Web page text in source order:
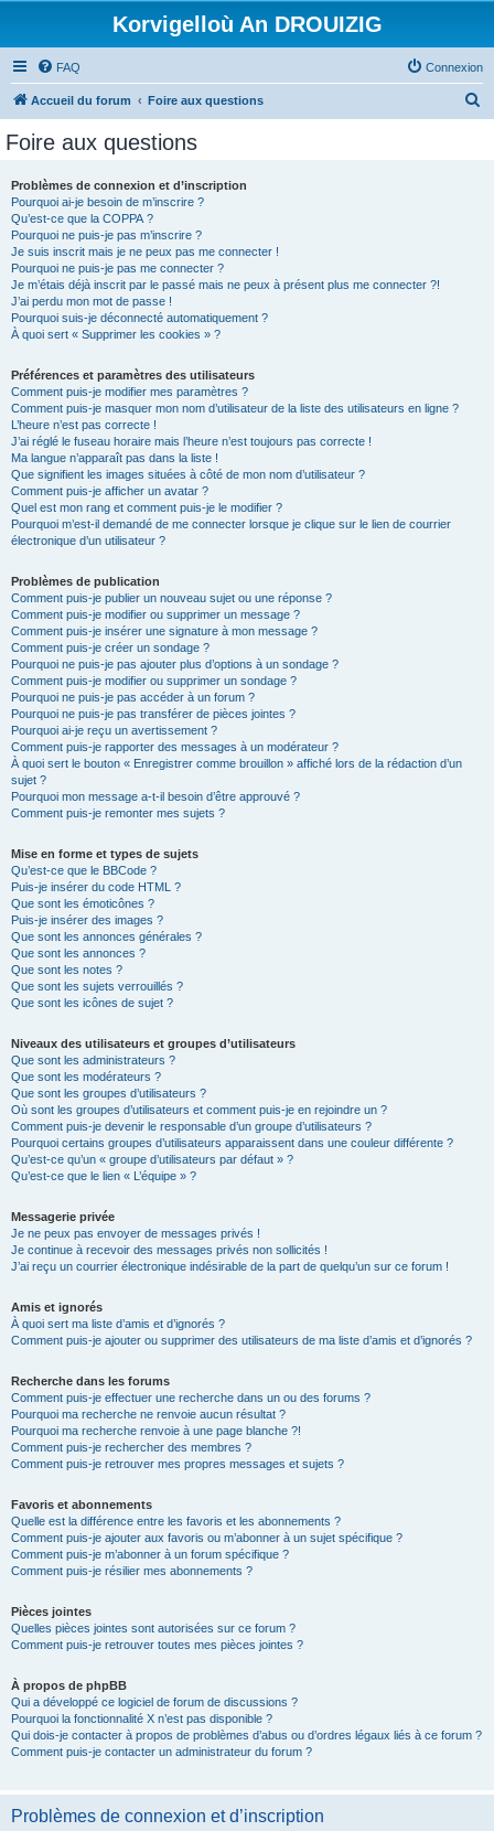
Korvigelloù An DROUIZIG
FAQ Connexion
Accueil du forum Foire aux questions
Foire aux questions
Problèmes de connexion et d’inscription
Pourquoi ai-je besoin de m’inscrire ?
Qu’est-ce que la COPPA ?
Pourquoi ne puis-je pas m’inscrire ?
Je suis inscrit mais je ne peux pas me connecter !
Pourquoi ne puis-je pas me connecter ?
Je m’étais déjà inscrit par le passé mais ne peux à présent plus me connecter ?!
J’ai perdu mon mot de passe !
Pourquoi suis-je déconnecté automatiquement ?
À quoi sert « Supprimer les cookies » ?
Préférences et paramètres des utilisateurs
Comment puis-je modifier mes paramètres ?
Comment puis-je masquer mon nom d’utilisateur de la liste des utilisateurs en ligne ?
L’heure n’est pas correcte !
J’ai réglé le fuseau horaire mais l’heure n’est toujours pas correcte !
Ma langue n’apparaît pas dans la liste !
Que signifient les images situées à côté de mon nom d’utilisateur ?
Comment puis-je afficher un avatar ?
Quel est mon rang et comment puis-je le modifier ?
Pourquoi m’est-il demandé de me connecter lorsque je clique sur le lien de courrier
électronique d’un utilisateur ?
Problèmes de publication
Comment puis-je publier un nouveau sujet ou une réponse ?
Comment puis-je modifier ou supprimer un message ?
Comment puis-je insérer une signature à mon message ?
Comment puis-je créer un sondage ?
Pourquoi ne puis-je pas ajouter plus d’options à un sondage ?
Comment puis-je modifier ou supprimer un sondage ?
Pourquoi ne puis-je pas accéder à un forum ?
Pourquoi ne puis-je pas transférer de pièces jointes ?
Pourquoi ai-je reçu un avertissement ?
Comment puis-je rapporter des messages à un modérateur ?
À quoi sert le bouton « Enregistrer comme brouillon » affiché lors de la rédaction d’un
sujet ?
Pourquoi mon message a-t-il besoin d’être approuvé ?
Comment puis-je remonter mes sujets ?
Mise en forme et types de sujets
Qu’est-ce que le BBCode ?
Puis-je insérer du code HTML ?
Que sont les émoticônes ?
Puis-je insérer des images ?
Que sont les annonces générales ?
Que sont les annonces ?
Que sont les notes ?
Que sont les sujets verrouillés ?
Que sont les icônes de sujet ?
Niveaux des utilisateurs et groupes d’utilisateurs
Que sont les administrateurs ?
Que sont les modérateurs ?
Que sont les groupes d’utilisateurs ?
Où sont les groupes d’utilisateurs et comment puis-je en rejoindre un ?
Comment puis-je devenir le responsable d’un groupe d’utilisateurs ?
Pourquoi certains groupes d’utilisateurs apparaissent dans une couleur différente ?
Qu’est-ce qu’un « groupe d’utilisateurs par défaut » ?
Qu’est-ce que le lien « L’équipe » ?
Messagerie privée
Je ne peux pas envoyer de messages privés !
Je continue à recevoir des messages privés non sollicités !
J’ai reçu un courrier électronique indésirable de la part de quelqu’un sur ce forum !
Amis et ignorés
À quoi sert ma liste d’amis et d’ignorés ?
Comment puis-je ajouter ou supprimer des utilisateurs de ma liste d’amis et d’ignorés ?
Recherche dans les forums
Comment puis-je effectuer une recherche dans un ou des forums ?
Pourquoi ma recherche ne renvoie aucun résultat ?
Pourquoi ma recherche renvoie à une page blanche ?!
Comment puis-je rechercher des membres ?
Comment puis-je retrouver mes propres messages et sujets ?
Favoris et abonnements
Quelle est la différence entre les favoris et les abonnements ?
Comment puis-je ajouter aux favoris ou m’abonner à un sujet spécifique ?
Comment puis-je m’abonner à un forum spécifique ?
Comment puis-je résilier mes abonnements ?
Pièces jointes
Quelles pièces jointes sont autorisées sur ce forum ?
Comment puis-je retrouver toutes mes pièces jointes ?
À propos de phpBB
Qui a développé ce logiciel de forum de discussions ?
Pourquoi la fonctionnalité X n’est pas disponible ?
Qui dois-je contacter à propos de problèmes d’abus ou d’ordres légaux liés à ce forum ?
Comment puis-je contacter un administrateur du forum ?
Problèmes de connexion et d’inscription